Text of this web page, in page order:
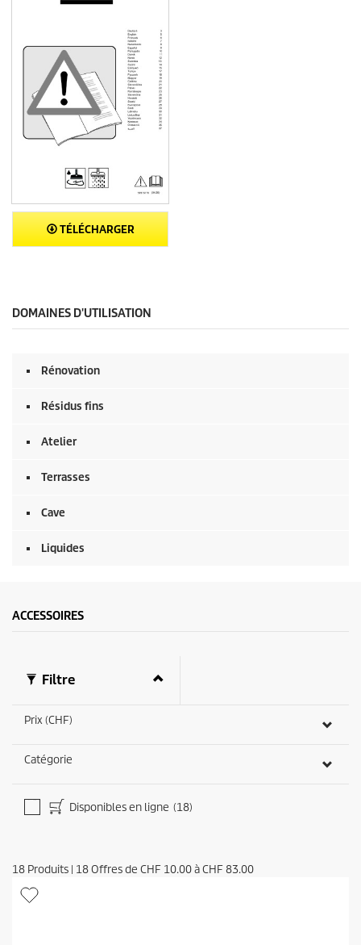
TÉLÉCHARGER
DOMAINES D'UTILISATION
Rénovation
Résidus fins
Atelier
Terrasses
Cave
Liquides
ACCESSOIRES
Filtre
Prix (CHF)
Catégorie
Disponibles en ligne (18)
18 Produits | 18Offres de CHF 10.00àCHF 83.00